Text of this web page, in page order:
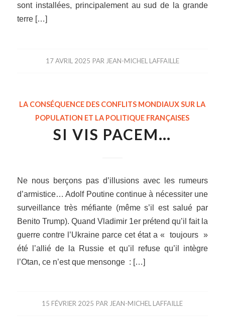
sont installées, principalement au sud de la grande
terre […]
17 AVRIL 2025 PAR JEAN-MICHEL LAFFAILLE
LA CONSÉQUENCE DES CONFLITS MONDIAUX SUR LA
POPULATION ET LA POLITIQUE FRANÇAISES
SI VIS PACEM…
Ne nous berçons pas d’illusions avec les rumeurs
d’armistice… Adolf Poutine continue à nécessiter une
surveillance très méfiante (même s’il est salué par
Benito Trump). Quand Vladimir 1er prétend qu’il fait la
guerre contre l’Ukraine parce cet état a « toujours »
été l’allié de la Russie et qu’il refuse qu’il intègre
l’Otan, ce n’est que mensonge : […]
15 FÉVRIER 2025 PAR JEAN-MICHEL LAFFAILLE